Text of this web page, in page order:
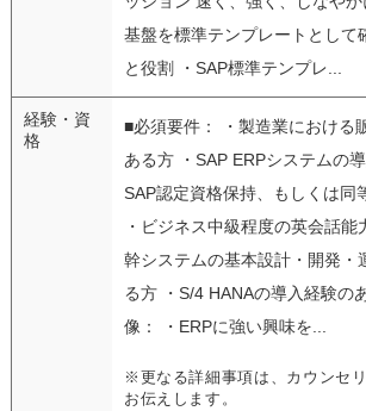
基盤を標準テンプレートとして
と役割 ・SAP標準テンプレ...
経験・資
格
■必須要件： ・製造業における
ある方 ・SAP ERPシステムの
SAP認定資格保持、もしくは同
・ビジネス中級程度の英会話
幹システムの基本設計・開発・
る方 ・S/4 HANAの導入経験の
像： ・ERPに強い興味を...
※更なる詳細事項は、カウンセ
お伝えします。